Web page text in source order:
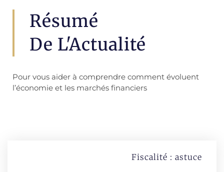
Résumé
De L'Actualité
Pour vous aider à comprendre comment évoluent
l’économie et les marchés financiers
Fiscalité : astuce